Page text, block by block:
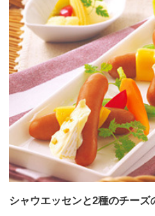
シャウエッセンと2種のチーズ